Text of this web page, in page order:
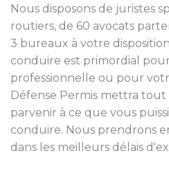
Nous disposons de juristes
routiers, de 60 avocats
3 bureaux à votre
conduire est primordial
professionnelle ou pour
Défense Permis mettra
parvenir à ce que vous
conduire. Nous prendrons
dans les meilleurs délais